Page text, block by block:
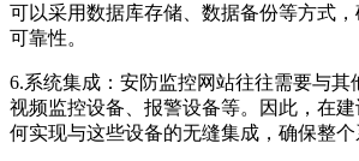
可以采用数据库存储、数据备份等方式
可靠性。
6.系统集成：安防监控网站往往需要与其
视频监控设备、报警设备等。因此，在
何实现与这些设备的无缝集成，确保整个